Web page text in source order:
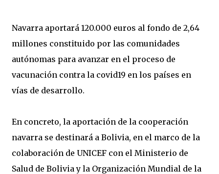
Navarra aportará 120.000 euros al fondo de 2,64
millones constituido por las comunidades
autónomas para avanzar en el proceso de
vacunación contra la covid19 en los países en
vías de desarrollo.
En concreto, la aportación de la cooperación
navarra se destinará a Bolivia, en el marco de la
colaboración de UNICEF con el Ministerio de
Salud de Bolivia y la Organización Mundial de la